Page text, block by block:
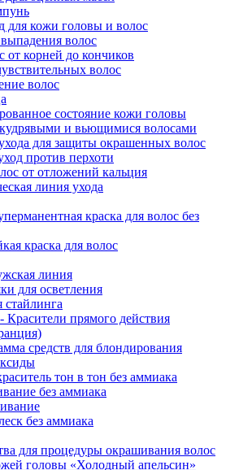
для кожи головы и волос
волос
от корней до кончиков
волос
волос
состояние кожи головы
и вьющимися волосами
для защиты окрашенных волос
против перхоти
от отложений кальция
линия ухода
краска для волос без
краска для волос
линия
для осветления
Красители прямого действия
средств для блондирования
тон в тон без аммиака
без аммиака
без аммиака
для процедуры окрашивания волос
головы «Холодный апельсин»